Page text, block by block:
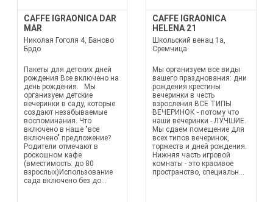
CAFFE IGRAONICA DAR
MAR
Николая Гоголя 4, Баново
Брдо
Пакеты для детских дней
рождения Все включено на
день рождения. Мы
организуем детские
вечеринки в саду, которые
создают незабываемые
воспоминания. Что
включено в наше "все
включено" предложение?
Родители отмечают в
роскошном кафе
(вместимость: до 80
взрослых)Использование
сада включено без до...
CAFFE IGRAONICA
HELENA 21
Школьский венац 1а,
Сремчица
Мы организуем все виды
вашего празднования: дни
рождения крестины
вечеринки в честь
взросления ВСЕ ТИПЫ
ВЕЧЕРИНОК - потому что
наши вечеринки - ЛУЧШИЕ.
Мы сдаем помещение для
всех типов вечеринок,
торжеств и дней рождения.
Нижняя часть игровой
комнаты - это красивое
пространство, специальн...